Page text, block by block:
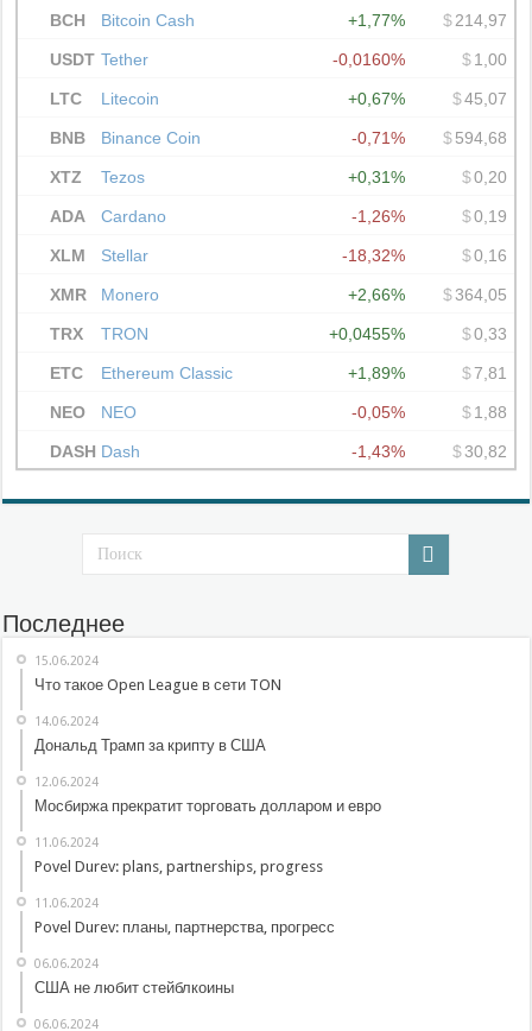
Последнее
15.06.2024
Что такое Open League в сети TON
14.06.2024
Дональд Трамп за крипту в США
12.06.2024
Мосбиржа прекратит торговать долларом и евро
11.06.2024
Povel Durev: plans, partnerships, progress
11.06.2024
Povel Durev: планы, партнерства, прогресс
06.06.2024
США не любит стейблкоины
06.06.2024